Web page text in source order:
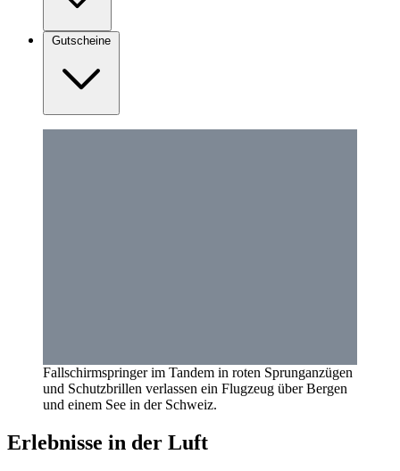
Gutscheine
Fallschirmspringer im Tandem in roten Sprunganzügen
und Schutzbrillen verlassen ein Flugzeug über Bergen
und einem See in der Schweiz.
Erlebnisse in der Luft